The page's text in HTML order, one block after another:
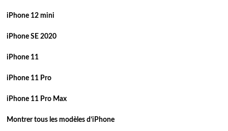
iPhone 12 mini
iPhone SE 2020
iPhone 11
iPhone 11 Pro
iPhone 11 Pro Max
Montrer tous les modèles d’iPhone